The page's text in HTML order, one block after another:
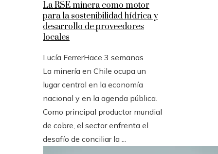
La RSE minera como motor
para la sostenibilidad hídrica y
desarrollo de proveedores
locales
Lucía FerrerHace 3 semanas
La minería en Chile ocupa un
lugar central en la economía
nacional y en la agenda pública.
Como principal productor mundial
de cobre, el sector enfrenta el
desafío de conciliar la ...